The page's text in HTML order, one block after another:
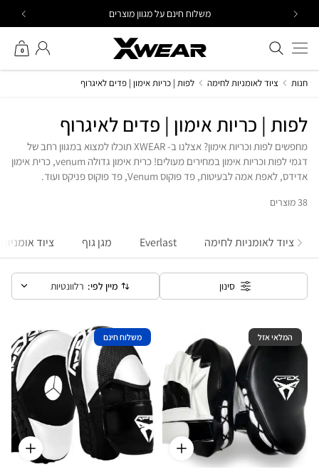
content
משלוח חינם על מגוון מוצרים
חיפוש באתר
0
החשבון שלי
חנות ציוד לאומניות לחימה לפות | כריות אימון | פדים לאיגרוף
לפות | כריות אימון | פדים לאיגרוף
מחפשים לפות וכריות אימון? אצלנו ב- XWEAR תוכלו למצוא במגוון רחב של
דגמי לפות וכריות אימון במחירים מעולים! כרית אימון גדולה venum, כרית אימון
אדידס, לאפת אמה לבעיטות, פד פוקוס Venum, פד פוקוס פניקס ועוד.
38 מוצרים
ציוד לאומניות לחימה Everlast מגן גוף ציוד
סינון מיין לפי: רלוונטיות
המלאי אזל משלוח חינם